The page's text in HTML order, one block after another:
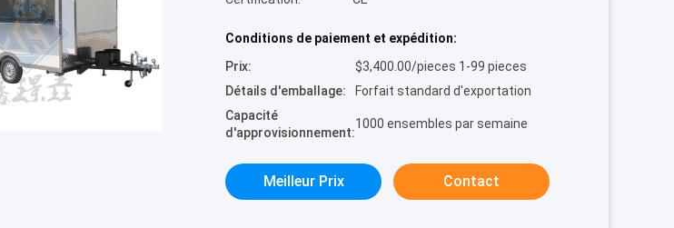
Conditions de paiement et expédition:
Prix:
$3,400.00/pieces 1-99 pieces
Détails d'emballage:
Forfait standard d'exportation
Capacité
d'approvisionnement:
1000 ensembles par semaine
Meilleur Prix Contact